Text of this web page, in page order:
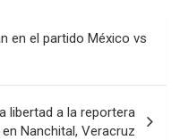
en el partido México vs
libertad a la reportera
Nanchital, Veracruz